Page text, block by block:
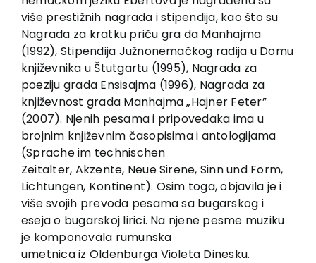
više prestižnih nagrada i stipendija, kao što su
Nagrada za kratku priču gra da Manhajma
(1992), Stipendija Južnonemačkog radija u Domu
književnika u Štutgartu (1995), Nagrada za
poeziju grada Ensisajma (1996), Nagrada za
književnost grada Manhajma „Hajner Feter”
(2007). Njenih pesama i pripovedaka ima u
brojnim književnim časopisima i antologijama
(Sprache im technischen
Zeitalter, Akzente, Neue Sirene, Sinn und Form,
Lichtungen, Кontinent). Osim toga, objavila je i
više svojih prevoda pesama sa bugarskog i
eseja o bugarskoj lirici. Na njene pesme muziku
je komponovala rumunska
umetnica iz Oldenburga Violeta Dinesku.